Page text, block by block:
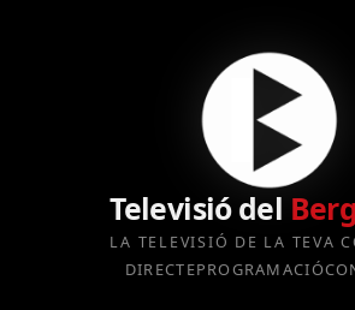
Televisió del
LA TELEVISIÓ DE LA TEVA
DIRECTEPROGRAMACIÓ